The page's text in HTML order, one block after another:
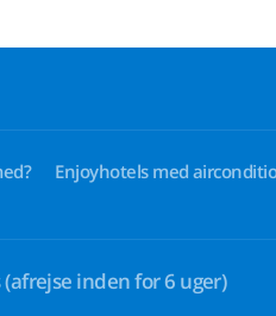
Enjoyhotels med
(afrejse inden for 6 uger)